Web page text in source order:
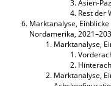
Asien-
Rest der
Marktanalyse,
Nordamerika,
Marktanalyse,
Marktanalyse,